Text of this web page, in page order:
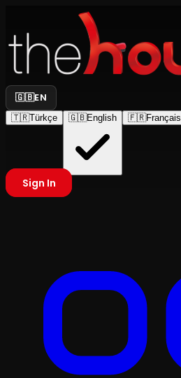
🇬🇧EN
🇹🇷Türkçe 🇬🇧English 🇫🇷Français
Sign In